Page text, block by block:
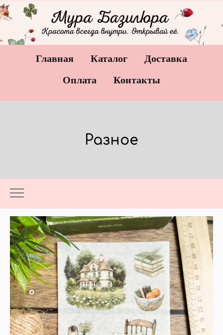
Красота всегда внутри.
Главная Каталог
Доставка
Оплата
Контакты
Разное